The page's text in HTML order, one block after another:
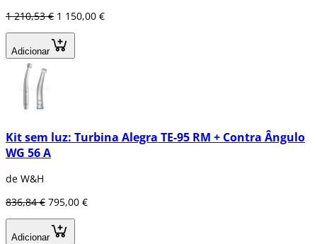
1 210,53 € 1 150,00 €
Adicionar
Kit sem luz: Turbina Alegra TE-95 RM + Contra Ângulo
WG 56 A
de W&H
836,84 € 795,00 €
Adicionar